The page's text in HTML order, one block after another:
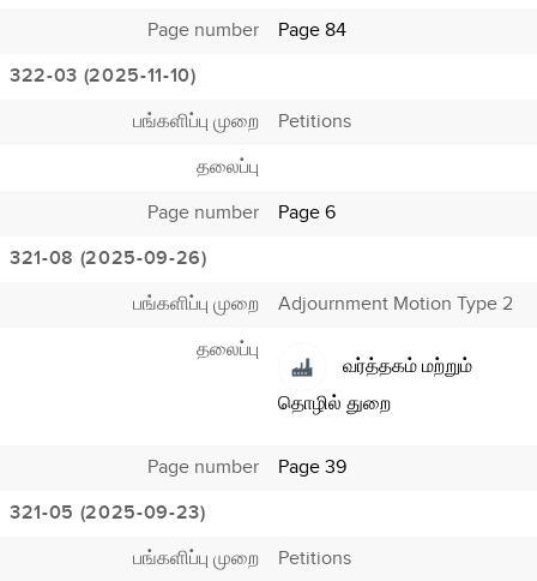
Page number
Page 84
322-03 (2025-11-10)
பங்களிப்பு முறை
Petitions
தலைப்பு
Page number
Page 6
321-08 (2025-09-26)
பங்களிப்பு முறை
Adjournment Motion Type 2
தலைப்பு
வர்த்தகம் மற்றும்
தொழில் துறை
Page number
Page 39
321-05 (2025-09-23)
பங்களிப்பு முறை
Petitions